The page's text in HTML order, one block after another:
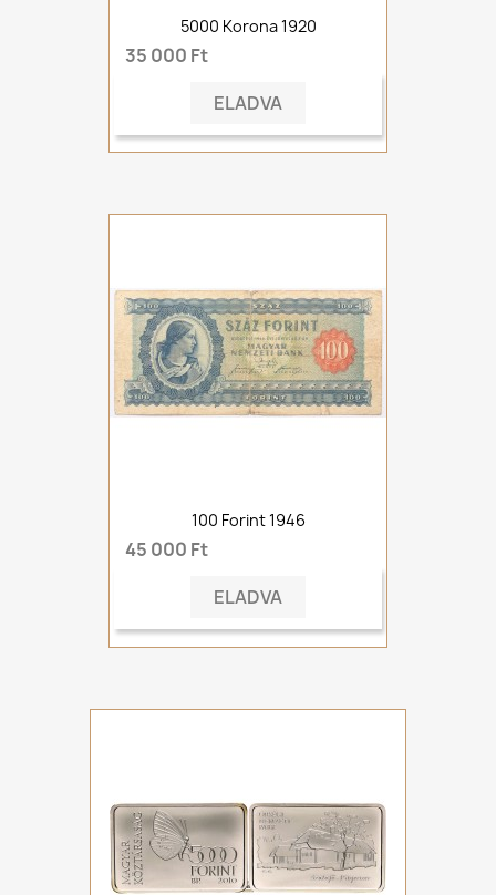
5000 Korona 1920
35 000 Ft
ELADVA
100 Forint 1946
45 000 Ft
ELADVA